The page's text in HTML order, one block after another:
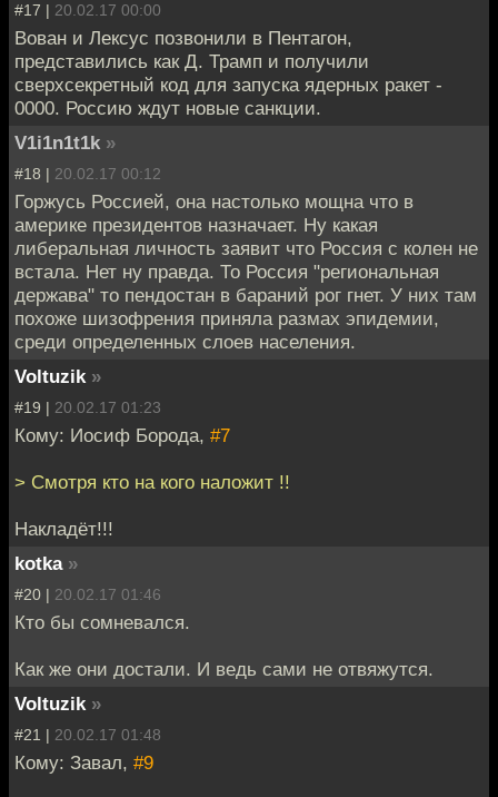
#17 | 20.02.17 00:00
Вован и Лексус позвонили в Пентагон,
представились как Д. Трамп и получили
сверхсекретный код для запуска ядерных ракет -
0000. Россию ждут новые санкции.
V1i1n1t1k »
#18 | 20.02.17 00:12
Горжусь Россией, она настолько мощна что в
америке президентов назначает. Ну какая
либеральная личность заявит что Россия с колен не
встала. Нет ну правда. То Россия "региональная
держава" то пендостан в бараний рог гнет. У них там
похоже шизофрения приняла размах эпидемии,
среди определенных слоев населения.
Voltuzik »
#19 | 20.02.17 01:23
Кому: Иосиф Борода, #7
> Смотря кто на кого наложит !!
Накладёт!!!
kotka »
#20 | 20.02.17 01:46
Кто бы сомневался.
Как же они достали. И ведь сами не отвяжутся.
Voltuzik »
#21 | 20.02.17 01:48
Кому: Завал, #9